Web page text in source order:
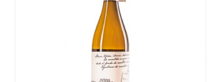
DETAILS